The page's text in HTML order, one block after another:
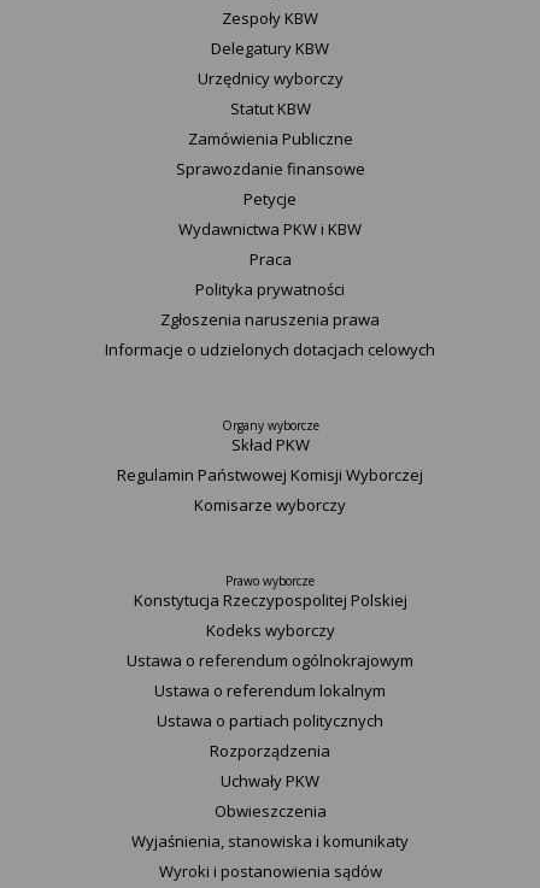
Zespoły KBW
Delegatury ​KBW
Urzędnicy wyborczy
Statut K​BW
Zamówienia Publiczne
Sprawozdanie finansowe
Petycje
Wydawnictwa PKW i KBW
Praca
Polityka prywatności
Zgłoszenia naruszenia prawa
Informacje o udzielonych dotacjach celowych
Organy wyborcze
Skład PKW
Regulamin Państwowej Komisji Wyborczej
Komisarze wyborczy
Prawo wyborcze
Konstytucja Rzeczypospolitej Polskiej​
Kodeks wyborczy
Ustawa o referendum ogólnokrajowym
Ustawa o referendum lokalnym
Ustawa o partiach politycznych
Rozporządzenia
Uchwały PKW
Obwieszczenia
Wyjaśnienia, stanowiska i komunikaty
Wyroki i postanowienia sądów